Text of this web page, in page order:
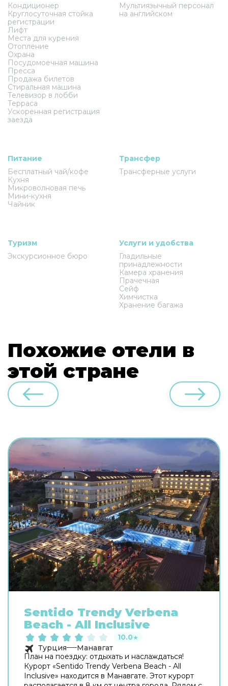
Кондиционер
Круглосуточная стойка
регистрации
Лифт
Места для курения
Отопление
Охрана
Посудомоечная машина
Пресса
Продажа билетов
Стиральная машина
Телевизор в лобби
Терраса
Ускоренная регистрация
заезда
Мультиязычный персонал
на английском
Питание
Бесплатный чай/кофе
Кухня
Микроволновая печь
Мини-кухня
Чайник
Трансфер
Трансферные услуги
Туризм
Экскурсионное бюро
Услуги и удобства
Гладильные
принадлежности
Камера хранения
Прачечная
Сейф
Химчистка
Хранение багажа
Похожие отели в
этой стране
Sentido Trendy Verbena
Beach - All Inclusive
10.0★
Турция
Манавгат
План на поездку: отдыхать и наслаждаться!
Курорт «Sentido Trendy Verbena Beach - All
Inclusive» находится в Манавгате. Этот курорт